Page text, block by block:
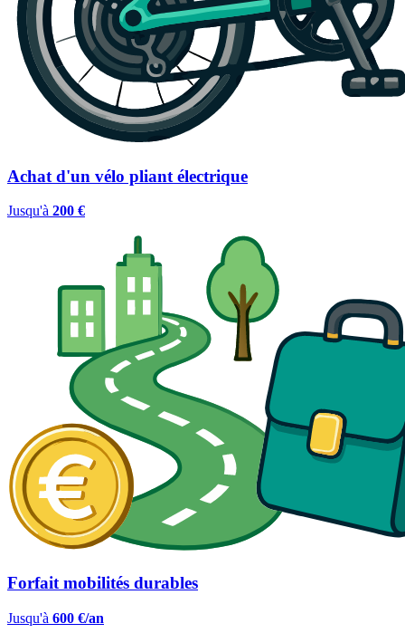
Achat d'un vélo pliant électrique
Jusqu'à 200 €
Forfait mobilités durables
Jusqu'à 600 €/an